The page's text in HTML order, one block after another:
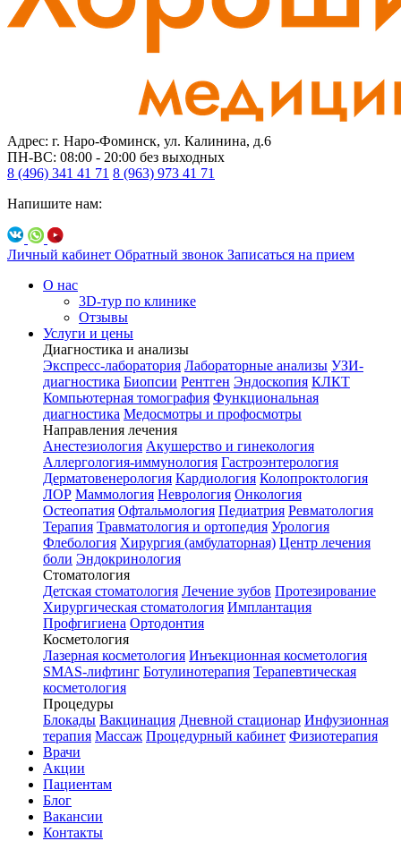
Адрес: г. Наро-Фоминск, ул. Калинина, д.6
ПН-ВС: 08:00 - 20:00 без выходных
8 (496) 341 41 71 8 (963) 973 41 71
Напишите нам:
Личный кабинет Обратный звонок Записаться на прием
О нас
3D-тур по клинике
Отзывы
Услуги и цены
Диагностика и анализы
Экспресс-лаборатория Лабораторные анализы УЗИ-
диагностика Биопсии Рентген Эндоскопия КЛКТ
Компьютерная томография Функциональная
диагностика Медосмотры и профосмотры
Направления лечения
Анестезиология Акушерство и гинекология
Аллергология-иммунология Гастроэнтерология
Дерматовенерология Кардиология Колопроктология
ЛОР Маммология Неврология Онкология
Остеопатия Офтальмология Педиатрия Ревматология
Терапия Травматология и ортопедия Урология
Флебология Хирургия (амбулаторная) Центр лечения
боли Эндокринология
Стоматология
Детская стоматология Лечение зубов Протезирование
Хирургическая стоматология Имплантация
Профгигиена Ортодонтия
Косметология
Лазерная косметология Инъекционная косметология
SMAS-лифтинг Ботулинотерапия Терапевтическая
косметология
Процедуры
Блокады Вакцинация Дневной стационар Инфузионная
терапия Массаж Процедурный кабинет Физиотерапия
Врачи
Акции
Пациентам
Блог
Вакансии
Контакты